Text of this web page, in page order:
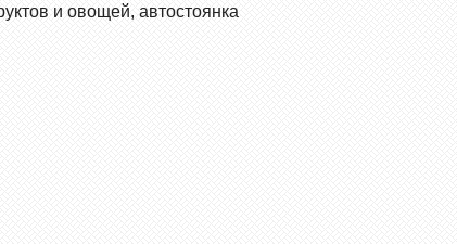
и овощей, автостоянка